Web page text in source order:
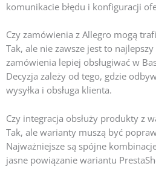
komunikacie błędu i konfiguracji
Czy zamówienia z Allegro mogą
Tak, ale nie zawsze jest to
zamówienia lepiej obsługiwać w
Decyzja zależy od tego, gdzie
wysyłka i obsługa klienta.
Czy integracja obsłuży produkty z
Tak, ale warianty muszą być
Najważniejsze są spójne
jasne powiązanie wariantu